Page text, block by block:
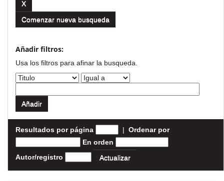
Comenzar nueva busqueda
Añadir filtros:
Usa los filtros para afinar la busqueda.
Resultados por página | Ordenar por
En orden
Autor/registro